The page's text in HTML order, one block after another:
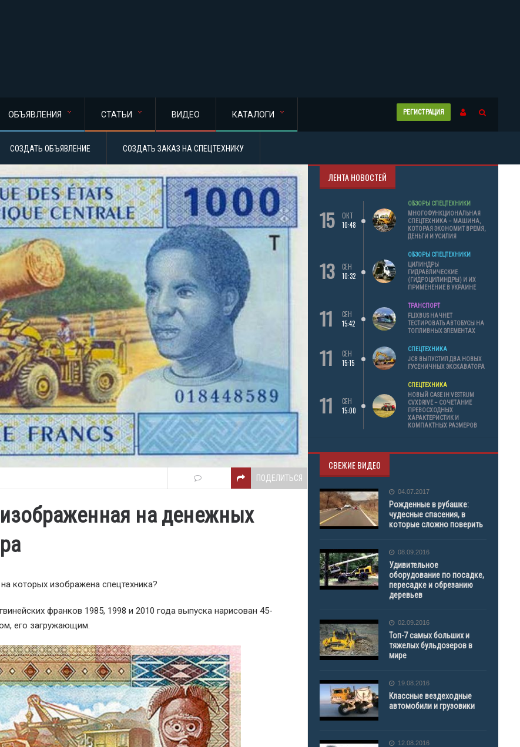
РЕГИСТРАЦИЯ
ОБЪЯВЛЕНИЯ СТАТЬИ ВИДЕО КАТАЛОГИ
СОЗДАТЬ ОБЪЯВЛЕНИЕ СОЗДАТЬ ЗАКАЗ НА СПЕЦТЕХНИКУ
ПОДЕЛИТЬСЯ
на денежных
которых изображена спецтехника?
франков 1985, 1998 и 2010 года выпуска нарисован 45-
его загружающим.
ЛЕНТА НОВОСТЕЙ
15
ОКТ
10:48
ОБЗОРЫ СПЕЦТЕХНИКИ
МНОГОФУНКЦИОНАЛЬНАЯ
СПЕЦТЕХНИКА – МАШИНА,
КОТОРАЯ ЭКОНОМИТ ВРЕМЯ,
ДЕНЬГИ И УСИЛИЯ
13
СЕН
10:32
ОБЗОРЫ СПЕЦТЕХНИКИ
ЦИЛИНДРЫ
ГИДРАВЛИЧЕСКИЕ
(ГИДРОЦИЛИНДРЫ) И ИХ
ПРИМЕНЕНИЕ В УКРАИНЕ
11
СЕН
15:42
ТРАНСПОРТ
FLIXBUS НАЧНЕТ
ТЕСТИРОВАТЬ АВТОБУСЫ НА
ТОПЛИВНЫХ ЭЛЕМЕНТАХ
11
СЕН
15:15
СПЕЦТЕХНИКА
JCB ВЫПУСТИЛ ДВА НОВЫХ
ГУСЕНИЧНЫХ ЭКСКАВАТОРА
11
СЕН
15:00
СПЕЦТЕХНИКА
НОВЫЙ CASE IH VESTRUM
CVXDRIVE – СОЧЕТАНИЕ
ПРЕВОСХОДНЫХ
ХАРАКТЕРИСТИК И
КОМПАКТНЫХ РАЗМЕРОВ
СВЕЖИЕ ВИДЕО
04.07.2017
Рожденные в рубашке:
чудесные спасения, в
которые сложно поверить
08.09.2016
Удивительное
оборудование по посадке,
пересадке и обрезанию
деревьев
02.09.2016
Топ-7 самых больших и
тяжелых бульдозеров в
мире
19.08.2016
Классные вездеходные
автомобили и грузовики
12.08.2016